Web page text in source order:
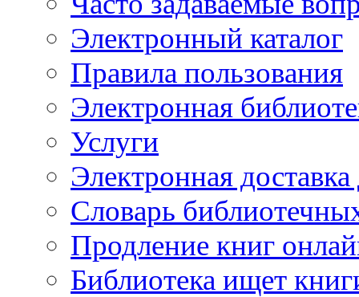
Электронный каталог
Правила пользования
Электронная
Услуги
Электронная
Словарь
Продление книг
Библиотека ищет